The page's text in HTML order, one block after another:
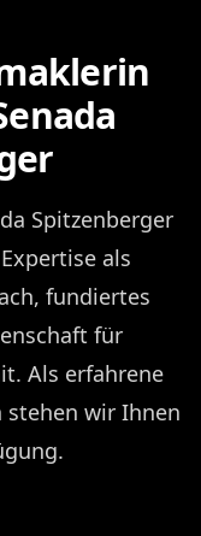
Spitzenberger
als
fundiertes
für
Als erfahrene
wir Ihnen